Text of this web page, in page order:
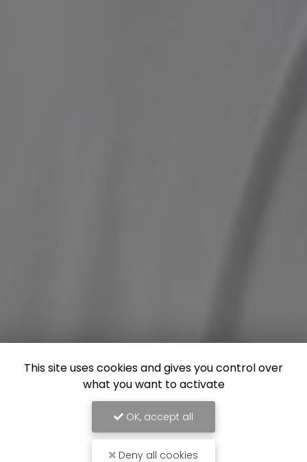
This site uses cookies and gives you control over
what you want to activate
OK, accept all
Deny all cookies